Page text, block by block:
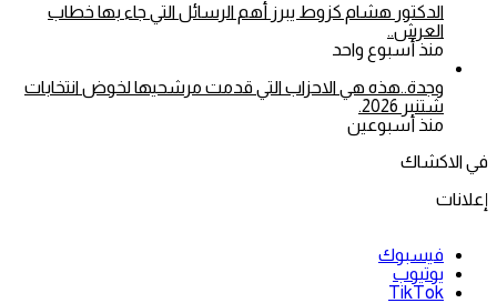
الدكتور هشام كزوط يبرز أهم الرسائل التي جاء بها خطاب
العرش..
منذ أسبوع واحد
وجدة..هذه هي الاحزاب التي قدمت مرشحيها لخوض انتخابات
شتنبر 2026.
منذ أسبوعين
في الاكشاك
إعلانات
فيسبوك
يوتيوب
‫TikTok